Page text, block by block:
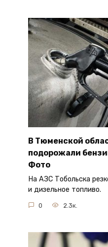
В Тюменской
подорожали
Фото
На АЗС Тобольска
и дизельное топливо.
0 2.3к.